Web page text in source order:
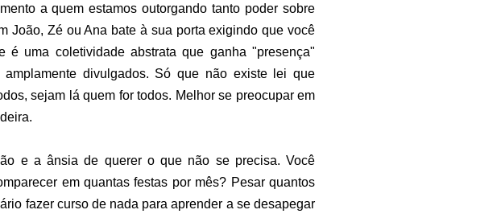
a quem estamos outorgando tanto poder sobre
João, Zé ou Ana bate à sua porta exigindo que você
é uma coletividade abstrata que ganha "presença"
divulgados. Só que não existe lei que
sejam lá quem for todos. Melhor se preocupar em
e a ânsia de querer o que não se precisa. Você
em quantas festas por mês? Pesar quantos
fazer curso de nada para aprender a se desapegar